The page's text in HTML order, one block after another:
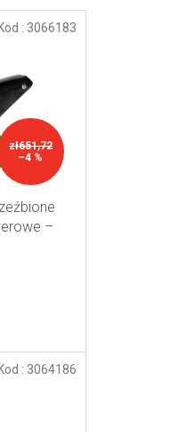
zł651,72
–4 %
–
Kod : 3066183
: 3064186